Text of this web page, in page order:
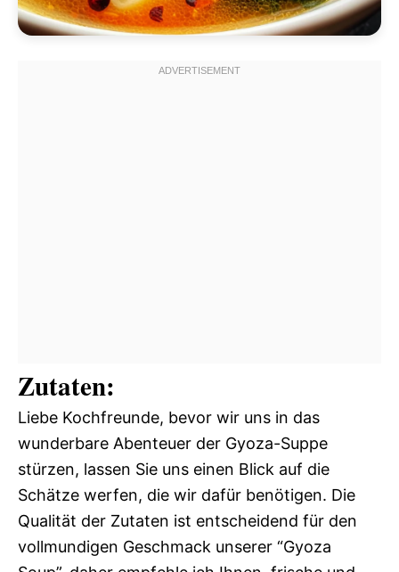
Zutaten:
Liebe Kochfreunde, bevor wir uns in das
wunderbare Abenteuer der Gyoza-Suppe
stürzen, lassen Sie uns einen Blick auf die
Schätze werfen, die wir dafür benötigen. Die
Qualität der Zutaten ist entscheidend für den
vollmundigen Geschmack unserer “Gyoza